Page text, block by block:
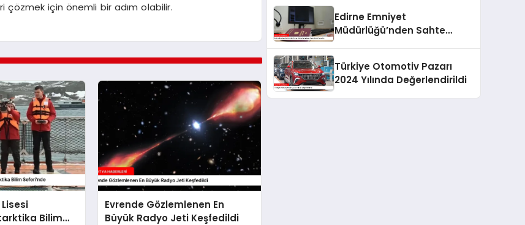
çözmek için önemli bir adım olabilir.
Bilim
Evrende Gözlemlenen En
Büyük Radyo Jeti Keşfedildi
Edirne Emniyet
Müdürlüğü’nden Sahte
Türkiye Otomotiv Pazarı
2024 Yılında Değerlendirildi